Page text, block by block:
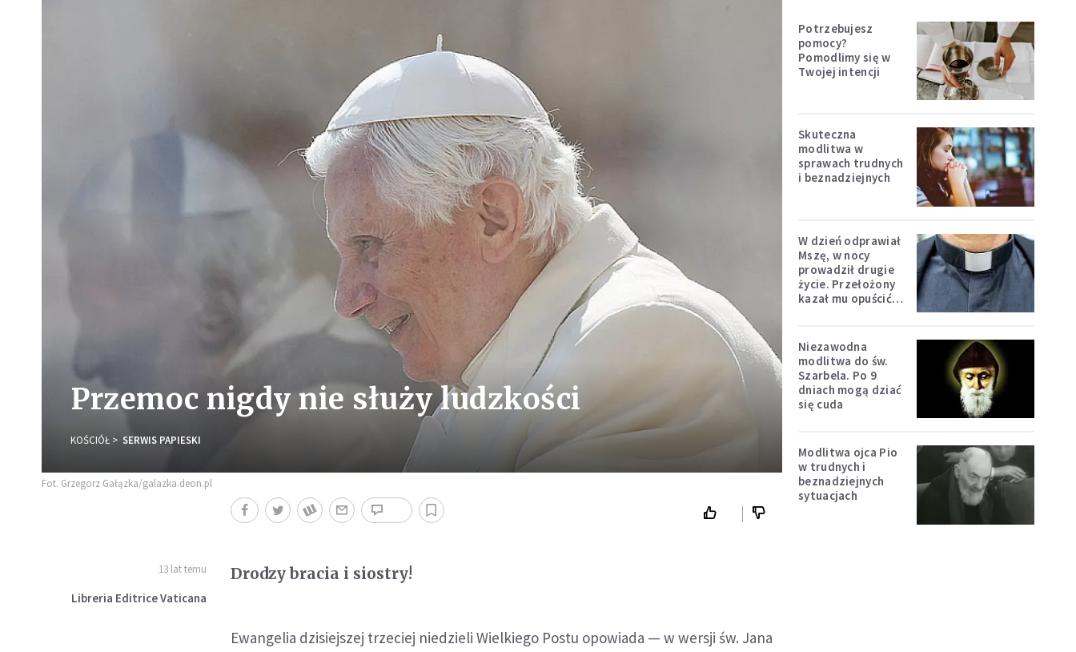
Przemoc nigdy nie służy ludzkości
KOŚCIÓŁ SERWIS PAPIESKI
Fot. Grzegorz Gałązka/galazka.deon.pl
13 lat temu
Libreria Editrice Vaticana
Drodzy bracia i siostry!
Ewangelia dzisiejszej trzeciej niedzieli Wielkiego Postu opowiada — w wersji św. Jana
Potrzebujesz
pomocy?
Pomodlimy się w
Twojej intencji
Skuteczna
modlitwa w
sprawach trudnych
i beznadziejnych
W dzień odprawiał
Mszę, w nocy
prowadził drugie
życie. Przełożony
kazał mu opuścić
Niezawodna
modlitwa do św.
Szarbela. Po 9
dniach mogą dziać
się cuda
Modlitwa ojca Pio
w trudnych i
beznadziejnych
sytuacjach